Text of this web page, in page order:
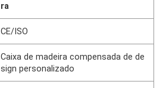
ra
CE/ISO
Caixa de madeira compensada de de
sign personalizado